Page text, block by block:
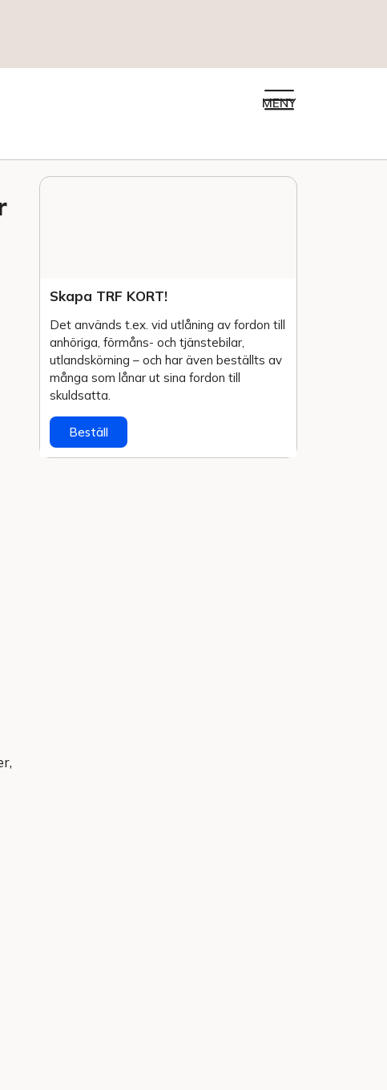
MENY
Skapa TRF KORT!
Det används t.ex. vid utlåning av fordon till
anhöriga, förmåns- och tjänstebilar,
utlands­körning – och har även beställts av
många som lånar ut sina fordon till
skuldsatta.
Beställ